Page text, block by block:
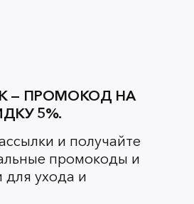
— ПРОМОКОД НА
5%.
и получайте
промокоды и
ухода и